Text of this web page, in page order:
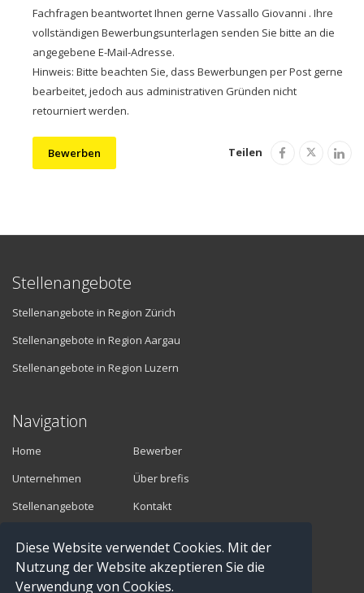
Diese Website verwendet Cookies. Mit der
Nutzung der Website akzeptieren Sie die
Verwendung von Cookies.
Fachfragen beantwortet Ihnen gerne Vassallo Giovanni . Ihre
vollständigen Bewerbungsunterlagen senden Sie bitte an die
angegebene E-Mail-Adresse.
Hinweis: Bitte beachten Sie, dass Bewerbungen per Post gerne
bearbeitet, jedoch aus administrativen Gründen nicht
retourniert werden.
Bewerben Teilen
Stellenangebote
Stellenangebote in Region Zürich
Stellenangebote in Region Aargau
Stellenangebote in Region Luzern
Navigation
Home
Unternehmen
Stellenangebote
Bewerber
Über brefis
Kontakt
Vermittler
Anmelden